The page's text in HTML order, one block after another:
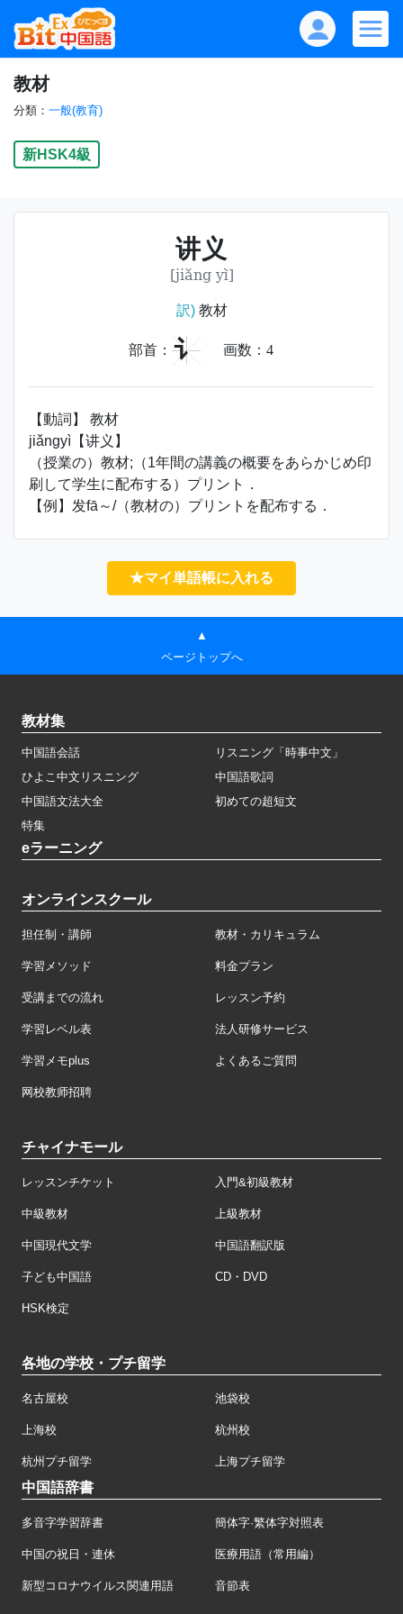
教材
分類： 一般(教育)
新HSK4級
讲义
[jiǎng yì]
訳)教材
部首： 讠 画数： 4
【動詞】 教材
jiǎngyì【讲义】
（授業の）教材;（1年間の講義の概要をあらかじめ印
刷して学生に配布する）プリント．
【例】发fā～/（教材の）プリントを配布する．
★マイ単語帳に入れる
▲
ページトップへ
教材集
中国語会話
リスニング「時事中文」
ひよこ中文リスニング
中国語歌詞
中国語文法大全
初めての超短文
特集
eラーニング
オンラインスクール
担任制・講師 教材・カリキュラム
学習メソッド 料金プラン
受講までの流れ レッスン予約
学習レベル表 法人研修サービス
学習メモplus よくあるご質問
网校教师招聘
チャイナモール
レッスンチケット 入門&初級教材
中級教材 上級教材
中国現代文学 中国語翻訳版
子ども中国語 CD・DVD
HSK検定
各地の学校・プチ留学
名古屋校 池袋校
上海校 杭州校
杭州プチ留学 上海プチ留学
中国語辞書
多音字学習辞書 簡体字·繁体字対照表
中国の祝日・連休 医療用語（常用編）
新型コロナウイルス関連用語 音節表